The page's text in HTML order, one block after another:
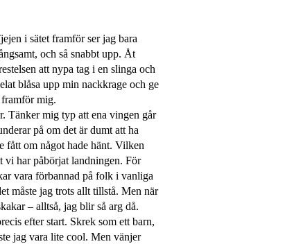
i sätet framför ser jag bara
och så snabbt upp. Åt
att nypa tag i en slinga och
blåsa upp min nackkrage och ge
mig.
Tänker mig typ att ena vingen går
på om det är dumt att ha
fått om något hade hänt. Vilken
vi har påbörjat landningen. För
vara förbannad på folk i vanliga
måste jag trots allt tillstå. Men när
– alltså, jag blir så arg då.
efter start. Skrek som ett barn,
jag vara lite cool. Men vänjer